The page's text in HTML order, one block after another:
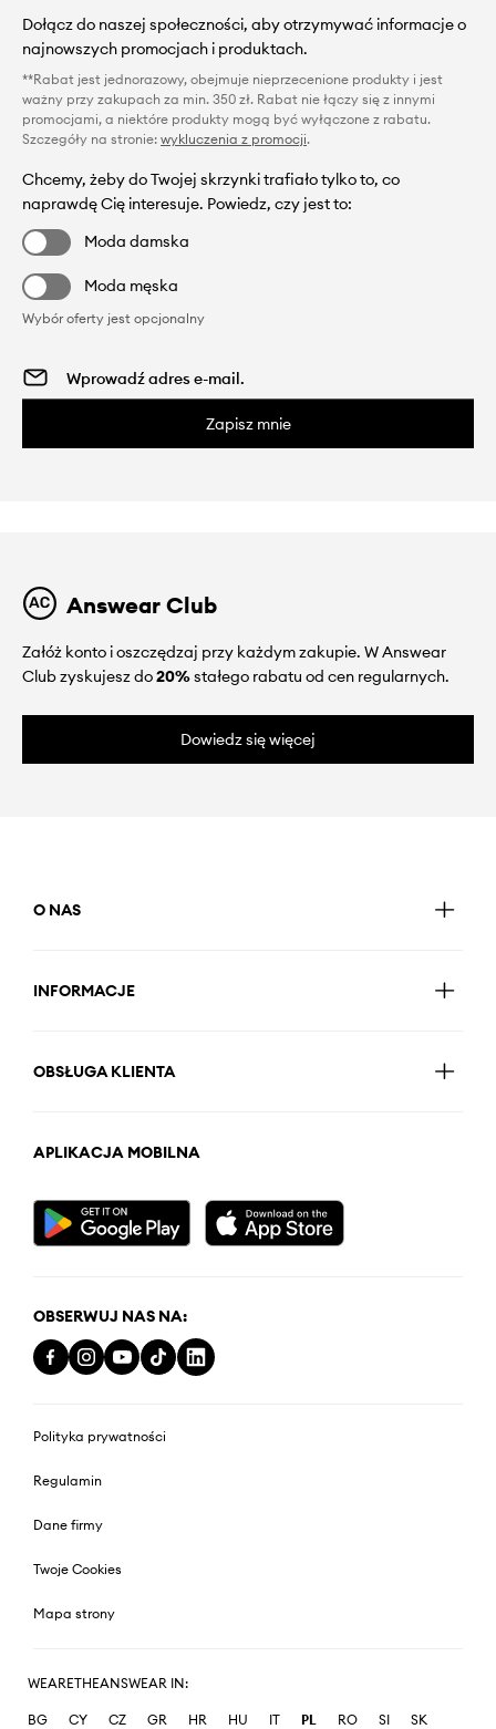
Dołącz do naszej społeczności, aby otrzymywać informacje o
najnowszych promocjach i produktach.
**Rabat jest jednorazowy, obejmuje nieprzecenione produkty i jest
ważny przy zakupach za min. 350 zł. Rabat nie łączy się z innymi
promocjami, a niektóre produkty mogą być wyłączone z rabatu.
Szczegóły na stronie: wykluczenia z promocji.
Chcemy, żeby do Twojej skrzynki trafiało tylko to, co
naprawdę Cię interesuje. Powiedz, czy jest to:
Moda damska
Moda męska
Wybór oferty jest opcjonalny
Zapisz mnie
Answear Club
Załóż konto i oszczędzaj przy każdym zakupie. W Answear
Club zyskujesz do20%stałego rabatu od cen regularnych.
Dowiedz się więcej
O NAS
INFORMACJE
OBSŁUGA KLIENTA
APLIKACJA MOBILNA
OBSERWUJ NAS NA:
Polityka prywatności
Regulamin
Dane firmy
Twoje Cookies
Mapa strony
WEARETHEANSWEAR IN:
BG CY CZ GR HR HU IT PL RO SI SK